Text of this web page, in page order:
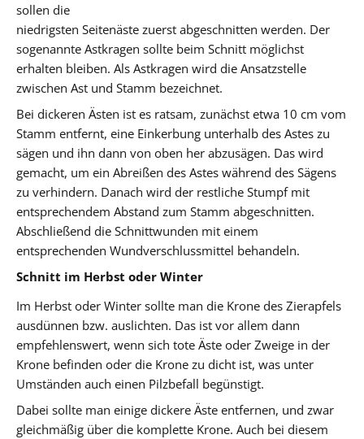
sollen die
niedrigsten Seitenäste zuerst abgeschnitten werden. Der
sogenannte Astkragen sollte beim Schnitt möglichst
erhalten bleiben. Als Astkragen wird die Ansatzstelle
zwischen Ast und Stamm bezeichnet.
Bei dickeren Ästen ist es ratsam, zunächst etwa 10 cm vom
Stamm entfernt, eine Einkerbung unterhalb des Astes zu
sägen und ihn dann von oben her abzusägen. Das wird
gemacht, um ein Abreißen des Astes während des Sägens
zu verhindern. Danach wird der restliche Stumpf mit
entsprechendem Abstand zum Stamm abgeschnitten.
Abschließend die Schnittwunden mit einem
entsprechenden Wundverschlussmittel behandeln.
Schnitt im Herbst oder Winter
Im Herbst oder Winter sollte man die Krone des Zierapfels
ausdünnen bzw. auslichten. Das ist vor allem dann
empfehlenswert, wenn sich tote Äste oder Zweige in der
Krone befinden oder die Krone zu dicht ist, was unter
Umständen auch einen Pilzbefall begünstigt.
Dabei sollte man einige dickere Äste entfernen, und zwar
gleichmäßig über die komplette Krone. Auch bei diesem